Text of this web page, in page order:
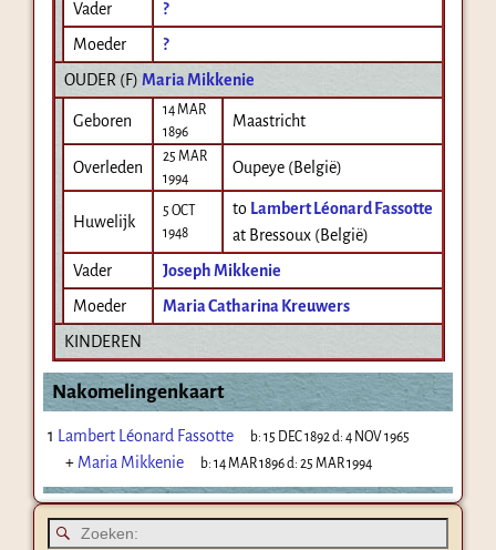
Vader
?
Moeder
?
OUDER (F) Maria Mikkenie
Geboren
14 MAR
1896
Maastricht
Overleden
25 MAR
1994
Oupeye (België)
Huwelijk
5 OCT
1948
to Lambert Léonard Fassotte
at Bressoux (België)
Vader
Joseph Mikkenie
Moeder
Maria Catharina Kreuwers
KINDEREN
Nakomelingenkaart
1 Lambert Léonard Fassotte b:15 DEC 1892 d:4 NOV 1965
+ Maria Mikkenie b:14 MAR 1896d:25 MAR 1994